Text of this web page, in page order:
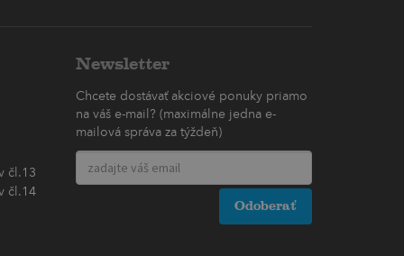
čl.13
čl.14
Newsletter
Chcete dostávať akciové ponuky priamo
na váš e-mail? (maximálne jedna e-
mailová správa za týždeň)
Odoberať